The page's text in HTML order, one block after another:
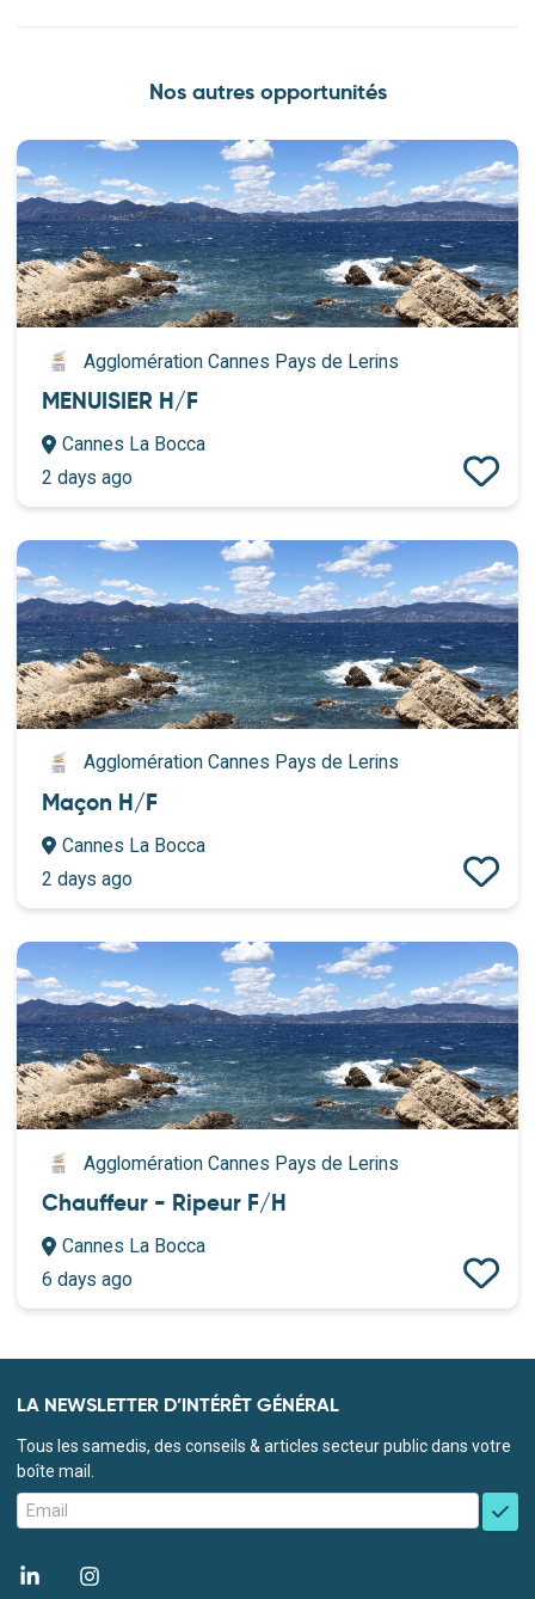
Nos autres opportunités
Agglomération Cannes Pays de Lerins
MENUISIER H/F
Cannes La Bocca
2 days ago
Agglomération Cannes Pays de Lerins
Maçon H/F
Cannes La Bocca
2 days ago
Agglomération Cannes Pays de Lerins
Chauffeur - Ripeur F/H
Cannes La Bocca
6 days ago
LA NEWSLETTER D’INTÉRÊT GÉNÉRAL
Tous les samedis, des conseils & articles secteur public dans votre
boîte mail.